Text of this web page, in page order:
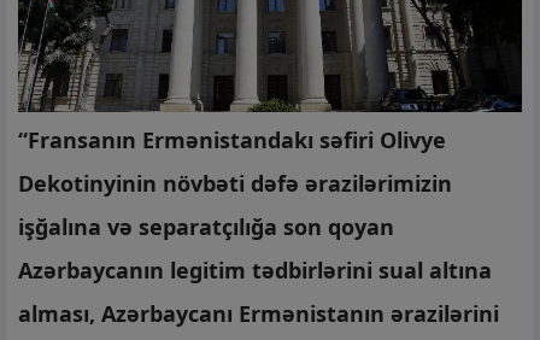
“Fransanın Ermənistandakı səfiri Olivye
Dekotinyinin növbəti dəfə ərazilərimizin
işğalına və separatçılığa son qoyan
Azərbaycanın legitim tədbirlərini sual altına
alması, Azərbaycanı Ermənistanın ərazilərini